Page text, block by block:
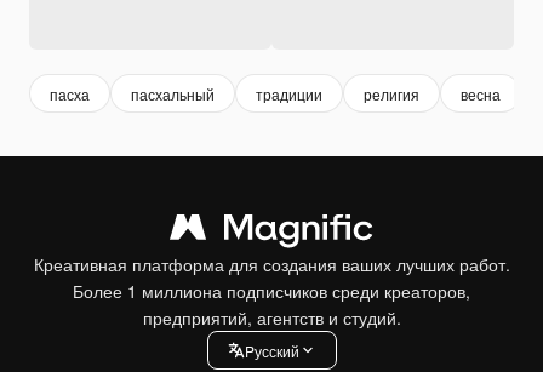
пасха пасхальный традиции религия весна
Креативная платформа для создания ваших лучших работ.
Более 1 миллиона подписчиков среди креаторов,
предприятий, агентств и студий.
Pусский